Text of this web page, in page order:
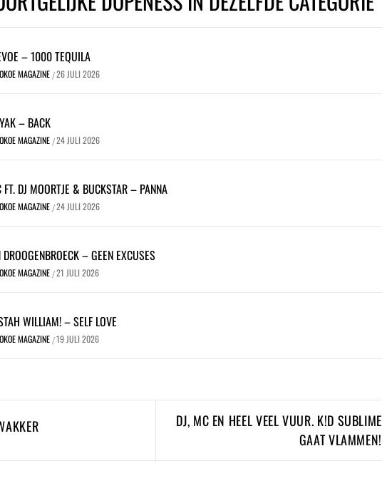
– 1000 TEQUILA
MAGAZINE /26 JULI 2026
– BACK
MAGAZINE /24 JULI 2026
FT. DJ MOORTJE & BUCKSTAR – PANNA
MAGAZINE /24 JULI 2026
DROOGENBROECK – GEEN EXCUSES
MAGAZINE /21 JULI 2026
WILLIAM! – SELF LOVE
MAGAZINE /19 JULI 2026
DJ, MC EN HEEL VEEL VUUR. K!D SUBLIME
GAAT VLAMMEN!